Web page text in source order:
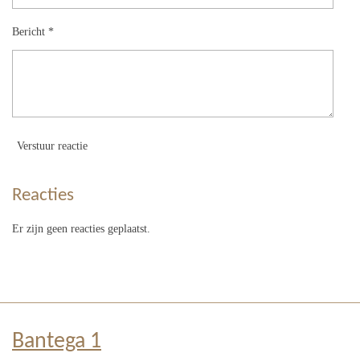
Bericht *
Verstuur reactie
Reacties
Er zijn geen reacties geplaatst.
Bantega 1